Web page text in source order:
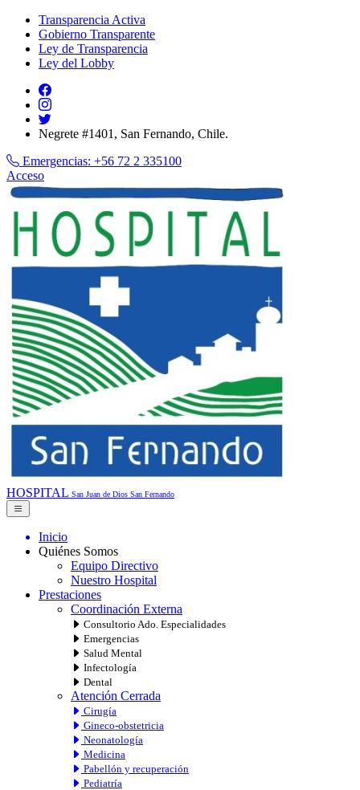
Transparencia Activa
Gobierno Transparente
Ley de Transparencia
Ley del Lobby
Negrete #1401, San Fernando, Chile.
Emergencias: +56 72 2 335100
Acceso
HOSPITAL San Juan de Dios San Fernando
Inicio
Quiénes Somos
Equipo Directivo
Nuestro Hospital
Prestaciones
Coordinación Externa
Consultorio Ado. Especialidades
Emergencias
Salud Mental
Infectología
Dental
Atención Cerrada
Cirugía
Gineco-obstetricia
Neonatología
Medicina
Pabellón y recuperación
Pediatría